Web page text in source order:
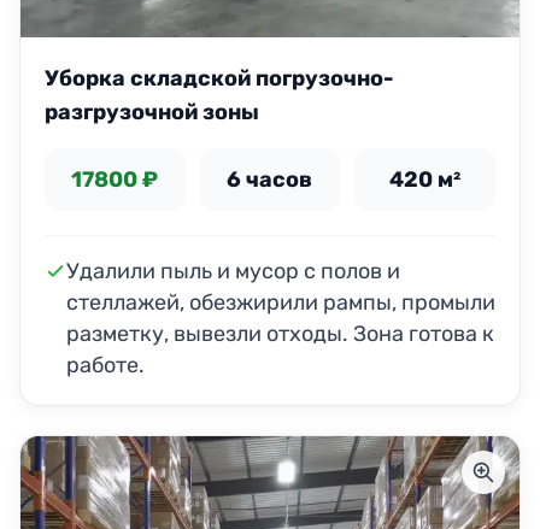
Уборка складской погрузочно-
разгрузочной зоны
17800 ₽ 6 часов 420 м²
Удалили пыль и мусор с полов и
стеллажей, обезжирили рампы, промыли
разметку, вывезли отходы. Зона готова к
работе.